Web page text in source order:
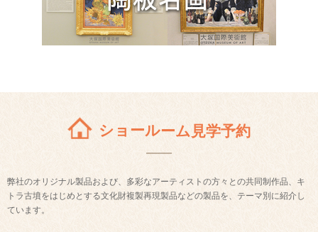
ショールーム見学予約
弊社のオリジナル製品および、多彩なアーティストの方々との共同制作品、キ
トラ古墳をはじめとする文化財複製再現製品などの製品を、テーマ別に紹介し
ています。